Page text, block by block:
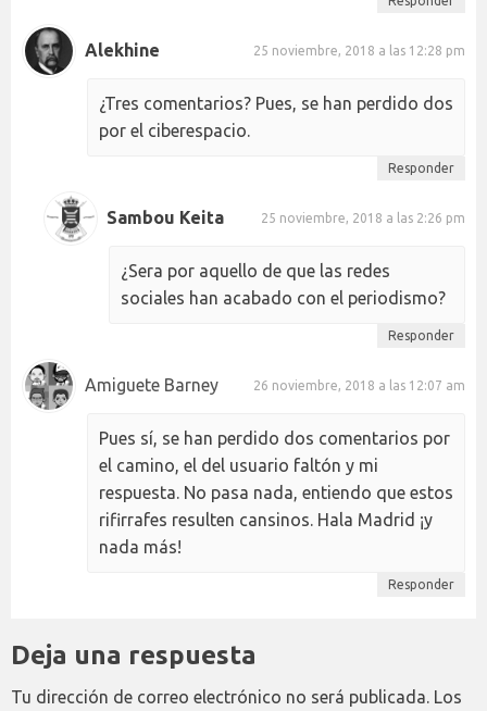
Alekhine 25 noviembre, 2018 a las 12:28 pm
¿Tres comentarios? Pues, se han perdido dos
por el ciberespacio.
Responder
Sambou Keita 25 noviembre, 2018 a las 2:26 pm
¿Sera por aquello de que las redes
sociales han acabado con el periodismo?
Responder
Amiguete Barney 26 noviembre, 2018 a las 12:07 am
Pues sí, se han perdido dos comentarios por
el camino, el del usuario faltón y mi
respuesta. No pasa nada, entiendo que estos
rifirrafes resulten cansinos. Hala Madrid ¡y
nada más!
Responder
Deja una respuesta
Tu dirección de correo electrónico no será publicada. Los